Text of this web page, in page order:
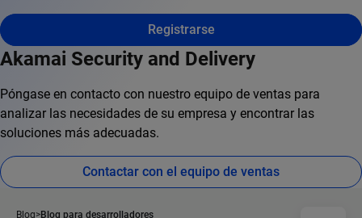
Registrarse
Akamai Security and Delivery
Póngase en contacto con nuestro equipo de ventas para
analizar las necesidades de su empresa y encontrar las
soluciones más adecuadas.
Contactar con el equipo de ventas
Blog Blog para desarrolladores